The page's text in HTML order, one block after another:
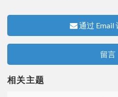
通过 Email
留言
相关主题